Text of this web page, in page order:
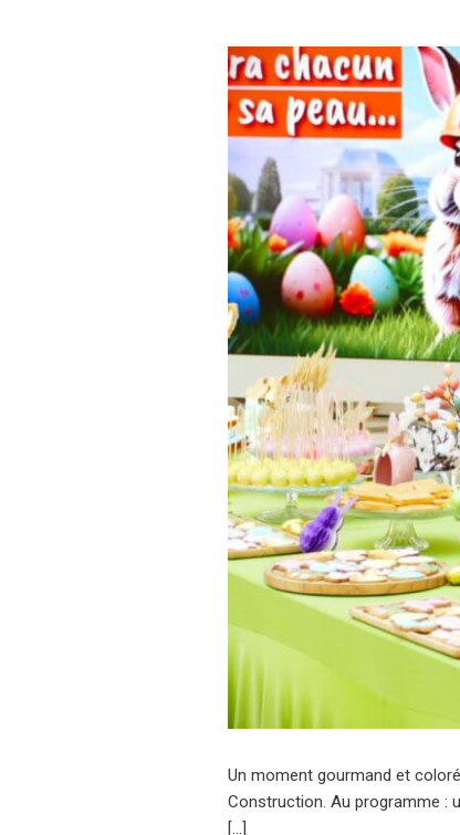
Un moment gourmand et
Construction. Au programme :
[…]